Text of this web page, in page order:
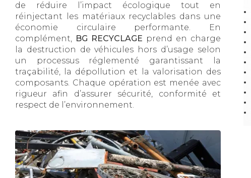
de réduire l’impact écologique tout en
réinjectant les matériaux recyclables dans une
économie circulaire performante. En
complément, BG RECYCLAGE prend en charge
la destruction de véhicules hors d’usage selon
un processus réglementé garantissant la
traçabilité, la dépollution et la valorisation des
composants. Chaque opération est menée avec
rigueur afin d’assurer sécurité, conformité et
respect de l’environnement.